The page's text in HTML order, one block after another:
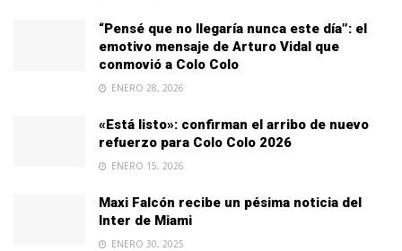
“Pensé que no llegaría nunca este día”: el
emotivo mensaje de Arturo Vidal que
conmovió a Colo Colo
ENERO 28, 2026
«Está listo»: confirman el arribo de nuevo
refuerzo para Colo Colo 2026
ENERO 15, 2026
Maxi Falcón recibe un pésima noticia del
Inter de Miami
ENERO 30, 2025